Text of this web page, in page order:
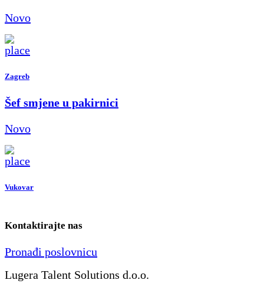
Novo
Zagreb
Šef smjene u pakirnici
Novo
Vukovar
Kontaktirajte nas
Pronađi poslovnicu
Lugera Talent Solutions d.o.o.